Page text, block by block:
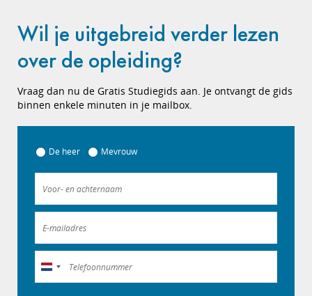
Wil je uitgebreid verder lezen
over de opleiding?
Vraag dan nu de Gratis Studiegids aan. Je ontvangt de gids
binnen enkele minuten in je mailbox.
De heer Mevrouw
Nederland
+31